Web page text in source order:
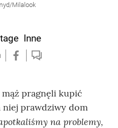
Milalook
Inne
pragnęli kupić
niej prawdziwy dom
na problemy,